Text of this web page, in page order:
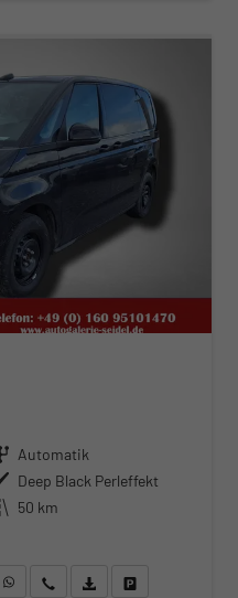
Getriebe Automatik
Außenfarbe Deep Black Perleffekt
Kilometerstand 50 km
WhatsApp anfragen
Wir rufen Sie anFahrzeugexposé (PDF)